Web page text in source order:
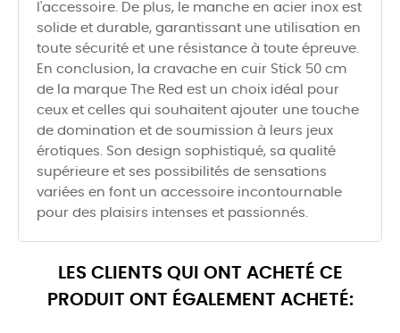
l'accessoire. De plus, le manche en acier inox est
solide et durable, garantissant une utilisation en
toute sécurité et une résistance à toute épreuve.
En conclusion, la cravache en cuir Stick 50 cm
de la marque The Red est un choix idéal pour
ceux et celles qui souhaitent ajouter une touche
de domination et de soumission à leurs jeux
érotiques. Son design sophistiqué, sa qualité
supérieure et ses possibilités de sensations
variées en font un accessoire incontournable
pour des plaisirs intenses et passionnés.
LES CLIENTS QUI ONT ACHETÉ CE
PRODUIT ONT ÉGALEMENT ACHETÉ: